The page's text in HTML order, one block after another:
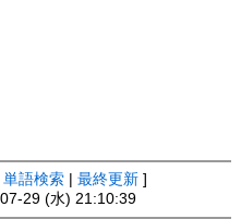
単語検索 最終更新 ]
29 (水) 21:10:39